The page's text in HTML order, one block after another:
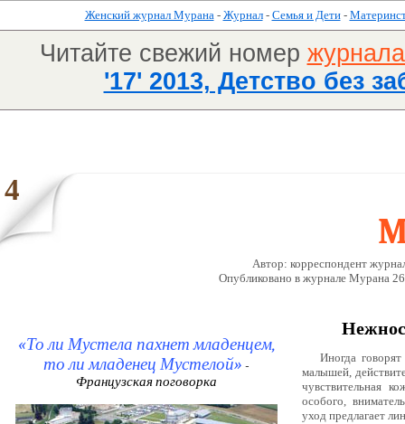
Женский журнал Мурана- Журнал- Семья и Дети-
Читайте свежий номер
'17' 2013, Детство без
4
Автор: корреспондент
Опубликовано в журналe Мурана
«То ли Мустела пахнет младенцем,
то ли младенец Мустелой» -
Французская поговорка
Иногда
малышей,
чувствительная
особого,
уход предлагает